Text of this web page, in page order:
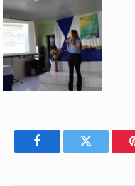
FacebookTwitter